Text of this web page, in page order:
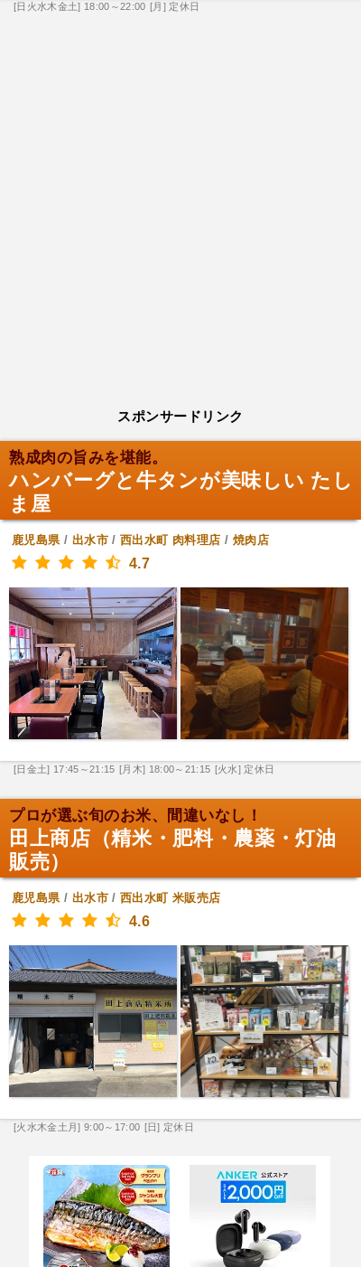
[日火水木金土] 18:00～22:00 [月] 定休日
スポンサードリンク
熟成肉の旨みを堪能。
ハンバーグと牛タンが美味しい たし
ま屋
鹿児島県/ 出水市/西出水町 肉料理店 / 焼肉店
4.7
[日金土] 17:45～21:15 [月木] 18:00～21:15 [火水] 定休日
プロが選ぶ旬のお米、間違いなし！
田上商店（精米・肥料・農薬・灯油
販売）
鹿児島県/ 出水市/西出水町 米販売店
4.6
[火水木金土月] 9:00～17:00 [日] 定休日